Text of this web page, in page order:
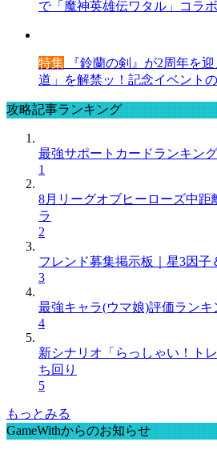
で「魔神英雄伝ワタル」コラ
特集 『鈴蘭の剣』が2周年を
道」を解禁ッ！記念イベント
攻略記事ランキング
最強サポートカードランキング
1
8月リーグオブヒーローズ中距
ラ
2
フレンド募集掲示板｜星3因子
3
最強キャラ(ウマ娘)評価ランキ
4
新シナリオ「らっしゃい！ト
ち回り
5
もっとみる
GameWithからのお知らせ